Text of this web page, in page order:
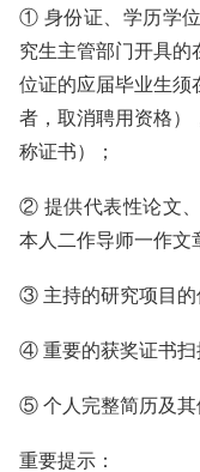
① 身份证、学历学
究生主管部门开具的
位证的应届毕业生须
者，取消聘用资格）
称证书）；
② 提供代表性论文
本人二作导师一作文
③ 主持的研究项目的
④ 重要的获奖证书扫
⑤ 个人完整简历及其
重要提示：